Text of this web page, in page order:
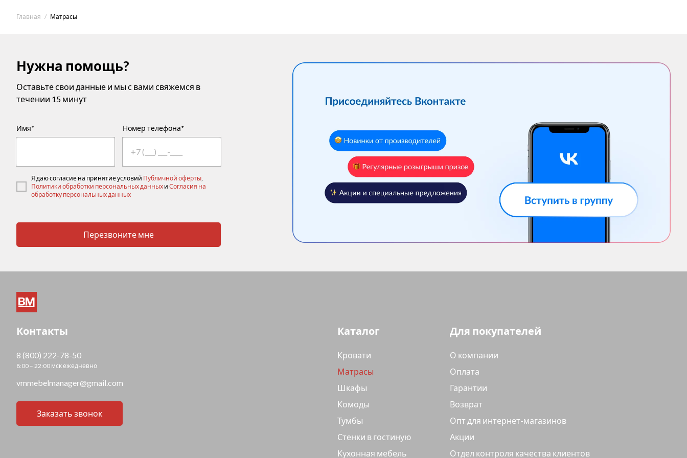
Главная Матрасы
Нужна помощь?
Оставьте свои данные и мы с вами свяжемся в
течении 15 минут
Имя* Номер телефона*
Я даю согласие на принятие условий Публичной оферты,
Политики обработки персональных данных и Согласия на
обработку персональных данных
Перезвоните мне
Контакты
8 (800) 222-78-50
8:00 – 22:00 мск ежедневно
vmmebelmanager@gmail.com
Заказать звонок
Каталог
Кровати
Матрасы
Шкафы
Комоды
Тумбы
Стенки в гостиную
Кухонная мебель
Для покупателей
О компании
Оплата
Гарантии
Возврат
Опт для интернет-магазинов
Акции
Отдел контроля качества клиентов